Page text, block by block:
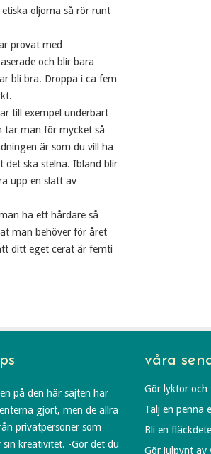
oljorna så rör runt
provat med
och blir bara
bli bra. Droppa i ca fem
till exempel underbart
tar man för mycket så
är som du vill ha
det ska stelna. Ibland blir
upp en slatt av
ha ett hårdare så
man behöver för året
ditt eget cerat är femti
på den här sajten har
gjort, men de allra
privatpersoner som
kreativitet. -Gör det du
våra
Gör lyktor och
Tälj en penna
Bli en
Gör julpynt av